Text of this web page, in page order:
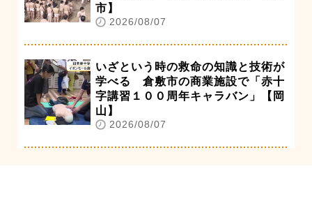
市】
2026/08/07
いざという時の救命の知識と技術が
学べる 倉敷市の商業施設で「赤十
字講習１００周年キャラバン」【岡
山】
2026/08/07